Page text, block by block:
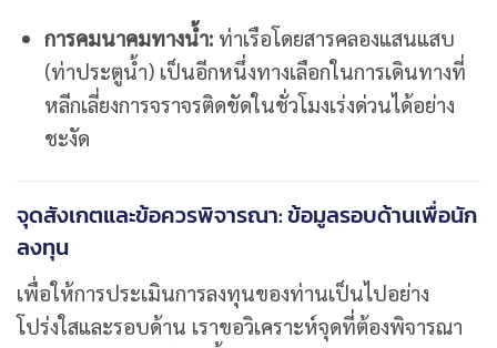
การคมนาคมทางน้ำ:ท่าเรือโดยสารคลองแสนแสบ
(ท่าประตูน้ำ) เป็นอีกหนึ่งทางเลือกในการเดินทางที่
หลีกเลี่ยงการจราจรติดขัดในชั่วโมงเร่งด่วนได้อย่าง
ชะงัด
จุดสังเกตและข้อควรพิจารณา: ข้อมูลรอบด้านเพื่อนัก
ลงทุน
เพื่อให้การประเมินการลงทุนของท่านเป็นไปอย่าง
โปร่งใสและรอบด้าน เราขอวิเคราะห์จุดที่ต้องพิจารณา